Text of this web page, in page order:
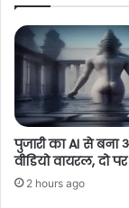
पुजारी का AI से बना
वीडियो वायरल, दो पर
2 hours ago